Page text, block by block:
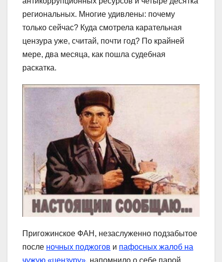
региональных. Многие удивлены: почему
только сейчас? Куда смотрела карательная
цензура уже, считай, почти год? По крайней
мере, два месяца, как пошла судебная
раскатка.
Пригожинское ФАН, незаслуженно подзабытое
после ночных поджогов и пафосных жалоб на
чужую «цензуру», напомнило о себе парой